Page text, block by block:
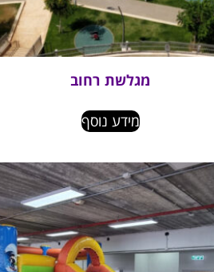
מגלשת רחוב
מידע נוסף